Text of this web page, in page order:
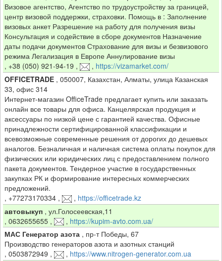
Визовое агентство, Агентство по трудоустройству за границей,
центр визовой поддержки, страховки. Помощь в : Заполнение
визовых анкет Разрешение на работу для получения визы
Консультация и содействие в сборе документов Назначение
даты подачи документов Страхование для визы и безвизового
режима Легализация в Европе Аннулирование визы
, +38 (050) 921-94-19 , , https://vizamarket.com/
OFFICETRADE, 050007, Казахстан, Алматы, улица Казанская
33, офис 314
Интернет-магазин OfficeTrade предлагает купить или заказать
онлайн все товары для офиса. Канцелярская продукция и
аксессуары по низкой цене с гарантией качества. Офисные
принадлежности сертифицированной классификации и
всевозможные современные решения от дорогих до дешевых
аналогов. Безналичная и наличная система оплаты покупок для
физических или юридических лиц с предоставлением полного
пакета документов. Тендерное участие в государственных
закупках РК и формирование интересных коммерческих
предложений.
, +77273170334, , https://officetrade.kz
автовыкуп, ул.Голосеевская,11
, 0632655655, , https://kupim-avto.com.ua/
МАС Генератор азота, пр-т Победы, 67
Производство генераторов азота и азотных станций
, 0503872949 , , https://www.nitrogen-generator.com.ua